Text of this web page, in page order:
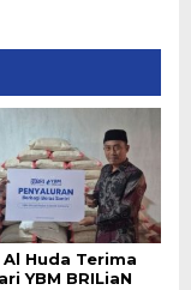
Huda Terima
YBM BRILiaN